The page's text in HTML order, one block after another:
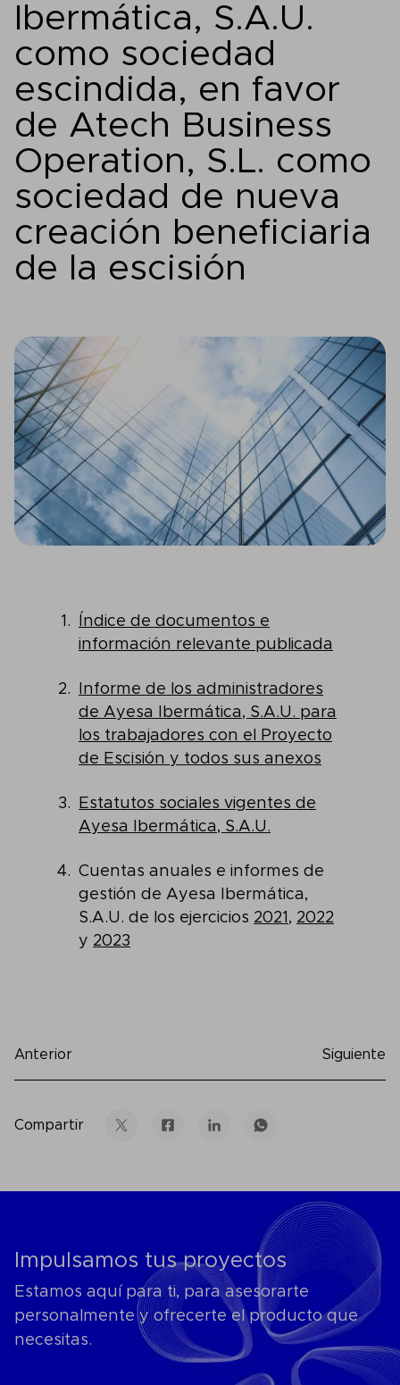
Ibermática, S.A.U.
como sociedad
escindida, en favor
de Atech Business
Operation, S.L. como
sociedad de nueva
creación beneficiaria
de la escisión
Índice de documentos e
información relevante publicada
Informe de los administradores
de Ayesa Ibermática, S.A.U. para
los trabajadores con el Proyecto
de Escisión y todos sus anexos
Estatutos sociales vigentes de
Ayesa Ibermática, S.A.U.
Cuentas anuales e informes de
gestión de Ayesa Ibermática,
S.A.U. de los ejercicios 2021 , 2022
y 2023
Anterior Siguiente
Compartir
Impulsamos tus proyectos
Estamos aquí para ti, para asesorarte
personalmente y ofrecerte el producto que
necesitas.